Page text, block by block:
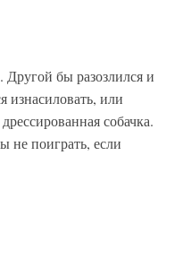
бы разозлился и
изнасиловать, или
собачка.
не поиграть, если